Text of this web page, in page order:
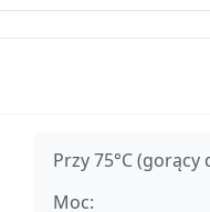
Przy 75°C (gorący
Moc: